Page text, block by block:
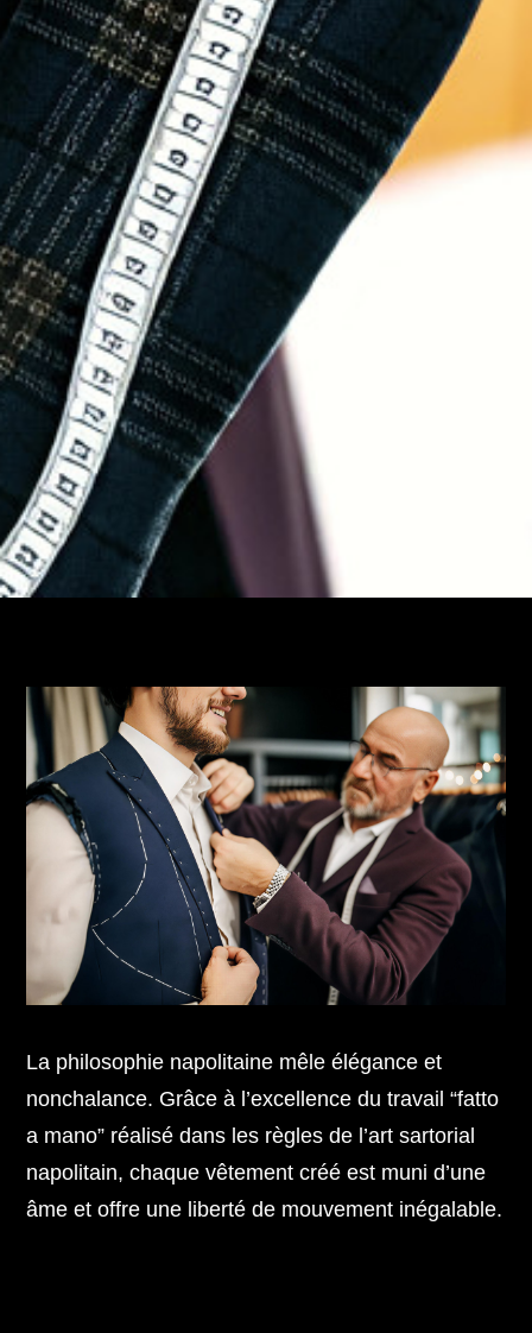
La philosophie napolitaine mêle élégance et
nonchalance. Grâce à l’excellence du travail “fatto
a mano” réalisé dans les règles de l’art sartorial
napolitain, chaque vêtement créé est muni d’une
âme et offre une liberté de mouvement inégalable.